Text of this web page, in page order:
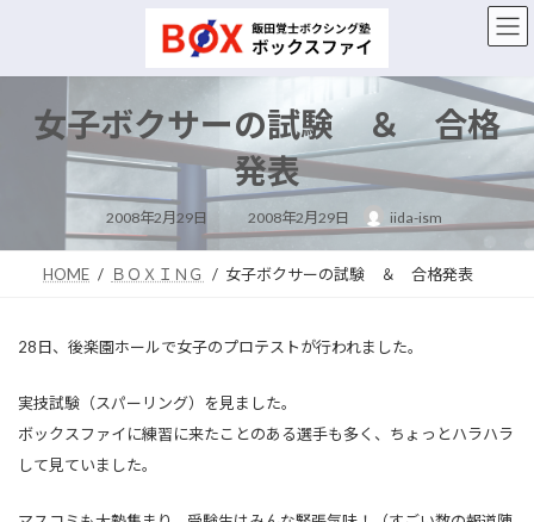
ン
ー
女子ボクサーの試験 ＆ 合格
発表
2008年2月29日
終
更
新
日
時
2008年2月29日 iida-ism
HOME ＢＯＸＩＮＧ 女子ボクサーの試験 ＆ 合格発表
28日、後楽園ホールで女子のプロテストが行われました。
実技試験（スパーリング）を見ました。
ボックスファイに練習に来たことのある選手も多く、ちょっとハラハラ
して見ていました。